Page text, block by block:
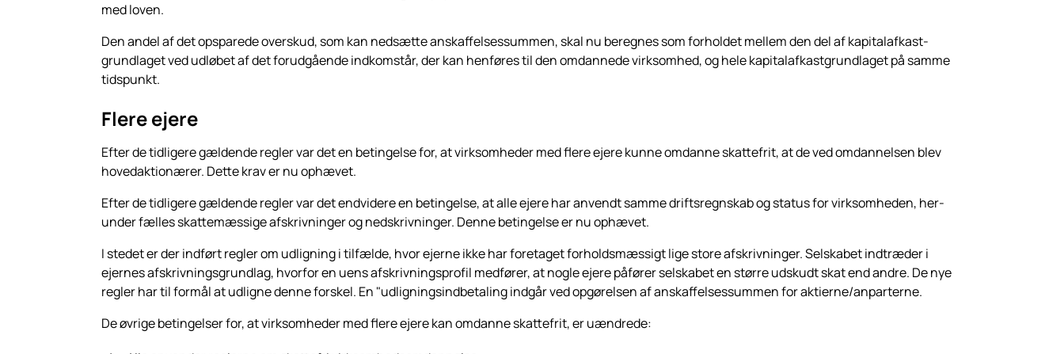
med loven.
Den andel af det opsparede overskud, som kan nedsætte anskaffelses­summen, skal nu beregnes som forholdet mellem den del af kapitalafkast­
grundlaget ved udløbet af det forudgående indkomstår, der kan henføres til den omdannede virksomhed, og hele kapitalafkastgrundlaget på samme
tidspunkt.
Flere ejere
Efter de tidligere gældende regler var det en betingelse for, at virksomhe­der med flere ejere kunne omdanne skattefrit, at de ved omdannelsen blev
hovedaktionærer. Dette krav er nu ophævet.
Efter de tidligere gældende regler var det endvidere en betingelse, at alle ejere har anvendt samme driftsregnskab og status for virksomheden, her­
under fælles skattemæssige afskrivninger og nedskrivninger. Denne betingelse er nu ophævet.
I stedet er der indført regler om udligning i tilfælde, hvor ejerne ikke har foretaget forholdsmæssigt lige store afskrivninger. Selskabet indtræder i
ejernes afskrivningsgrundlag, hvorfor en uens afskrivningsprofil medfø­rer, at nogle ejere påfører selskabet en større udskudt skat end andre. De nye
regler har til formål at udligne denne forskel. En "udligningsindbeta­ling indgår ved opgørelsen af anskaffelsessummen for aktierne/anparter­ne.
De øvrige betingelser for, at virksomheder med flere ejere kan omdanne skattefrit, er uændrede: